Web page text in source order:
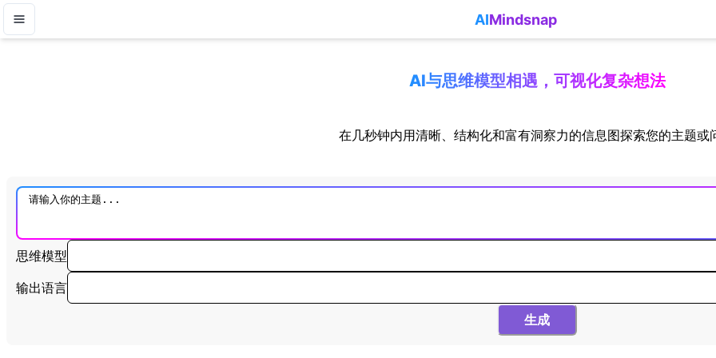
AIMindsnap
AI与思维模型相遇，可视化复杂想法
在几秒钟内用清晰、结构化和富有洞察力的信息图探索您的主题或
思维模型
输出语言
生成